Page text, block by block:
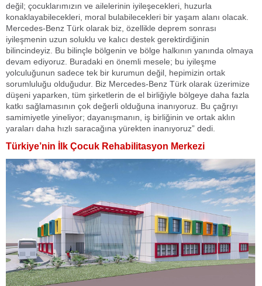
değil; çocuklarımızın ve ailelerinin iyileşecekleri, huzurla
konaklayabilecekleri, moral bulabilecekleri bir yaşam alanı olacak.
Mercedes-Benz Türk olarak biz, özellikle deprem sonrası
iyileşmenin uzun soluklu ve kalıcı destek gerektirdiğinin
bilincindeyiz. Bu bilinçle bölgenin ve bölge halkının yanında olmaya
devam ediyoruz. Buradaki en önemli mesele; bu iyileşme
yolculuğunun sadece tek bir kurumun değil, hepimizin ortak
sorumluluğu olduğudur. Biz Mercedes-Benz Türk olarak üzerimize
düşeni yaparken, tüm şirketlerin de el birliğiyle bölgeye daha fazla
katkı sağlamasının çok değerli olduğuna inanıyoruz. Bu çağrıyı
samimiyetle yineliyor; dayanışmanın, iş birliğinin ve ortak aklın
yaraları daha hızlı saracağına yürekten inanıyoruz” dedi.
Türkiye’nin İlk Çocuk Rehabilitasyon Merkezi